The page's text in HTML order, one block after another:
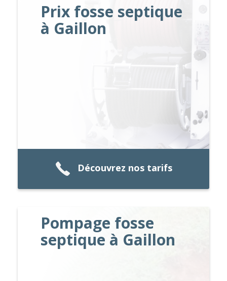
Prix fosse septique
à Gaillon
Découvrez nos tarifs
Pompage fosse
septique à Gaillon